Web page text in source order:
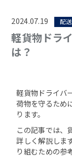
2024.07.19 配
軽貨物ドラ
は？
軽貨物ドライバ
荷物を守るため
ります。
この記事では、
詳しく解説しま
り組むための参